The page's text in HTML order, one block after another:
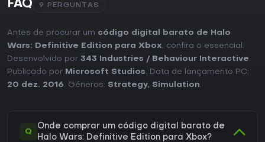
Vale a pena jogar?
uma estratégia em tempo real acessível, sem a curva de
aprendizado acentuada dos títulos tradicionais de PC. Sua
campanha oferece um arco de história sólido para um
jogador ou em cooperativo, enquanto os modos
escaramuça e multijogador proporcionam variedade
contínua por meio de múltiplos formatos e escolhas de
satisfação, com a maioria das análises classificando a
experiência de forma positiva pela apresentação, trilha
FAQ 9 PERGUNTAS
Antes de procurar um código digital barato de Halo
Wars: Definitive Edition para Xbox, confira o essencial.
Desenvolvido por 343 Industries / Behaviour Interactive.
Publicado por Microsoft Studios. Data de lançamento PC:
20 dez. 2016. Géneros: Strategy, Simulation.
Q
Onde comprar um código digital barato de
Halo Wars: Definitive Edition para Xbox?